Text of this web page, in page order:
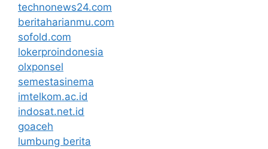
technonews24.com
beritaharianmu.com
sofold.com
lokerproindonesia
olxponsel
semestasinema
imtelkom.ac.id
indosat.net.id
goaceh
lumbung berita